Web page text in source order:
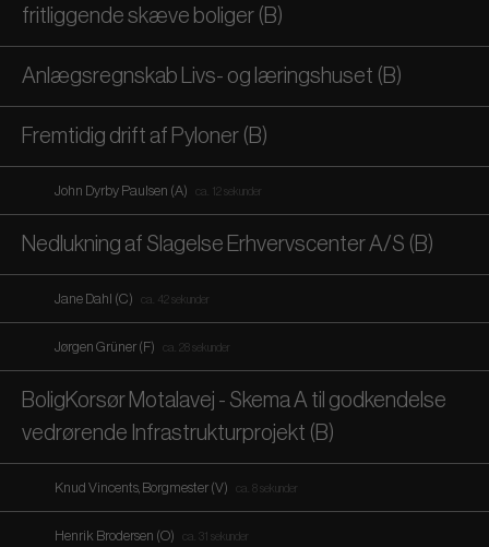
fritliggende skæve boliger (B)
Anlægsregnskab Livs- og læringshuset (B)
Fremtidig drift af Pyloner (B)
John Dyrby Paulsen (A) ca. 12 sekunder
Nedlukning af Slagelse Erhvervscenter A/S (B)
Jane Dahl (C) ca. 42 sekunder
Jørgen Grüner (F) ca. 28 sekunder
BoligKorsør Motalavej - Skema A til godkendelse
vedrørende Infrastrukturprojekt (B)
Knud Vincents, Borgmester (V) ca. 8 sekunder
Henrik Brodersen (O) ca. 31 sekunder